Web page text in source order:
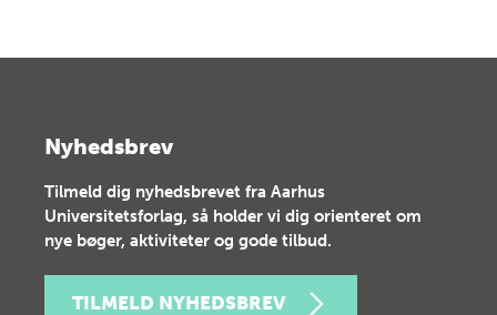
Nyhedsbrev
Tilmeld dig nyhedsbrevet fra Aarhus
Universitetsforlag, så holder vi dig orienteret om
nye bøger, aktiviteter og gode tilbud.
TILMELD NYHEDSBREV